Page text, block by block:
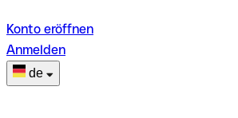
Konto eröffnen
Anmelden
de